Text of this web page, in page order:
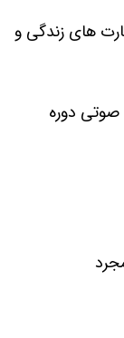
های زندگی و
صوتی دوره